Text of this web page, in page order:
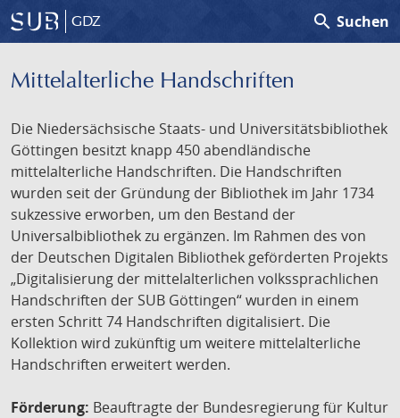
GDZ search Suchen
Mittelalterliche Handschriften
Die Niedersächsische Staats- und Universitätsbibliothek
Göttingen besitzt knapp 450 abendländische
mittelalterliche Handschriften. Die Handschriften
wurden seit der Gründung der Bibliothek im Jahr 1734
sukzessive erworben, um den Bestand der
Universalbibliothek zu ergänzen. Im Rahmen des von
der Deutschen Digitalen Bibliothek geförderten Projekts
„Digitalisierung der mittelalterlichen volkssprachlichen
Handschriften der SUB Göttingen“ wurden in einem
ersten Schritt 74 Handschriften digitalisiert. Die
Kollektion wird zukünftig um weitere mittelalterliche
Handschriften erweitert werden.
Förderung: Beauftragte der Bundesregierung für Kultur